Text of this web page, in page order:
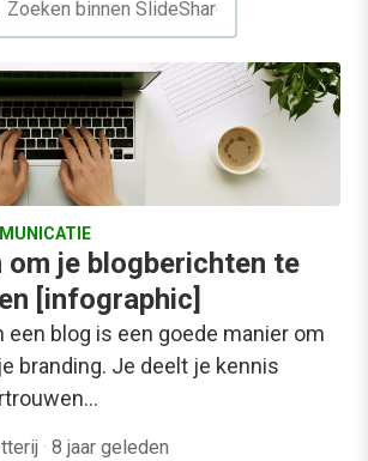
om je blogberichten te
[infographic]
een blog is een goede manier om
branding. Je deelt je kennis
· 8 jaar geleden